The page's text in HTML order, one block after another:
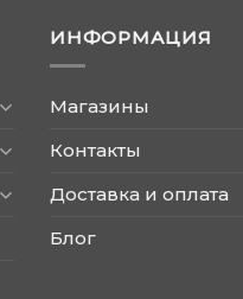
можно
выбрать
странице
ИНФОРМАЦИЯ
Магазины
Контакты
Доставка и оплата
Блог